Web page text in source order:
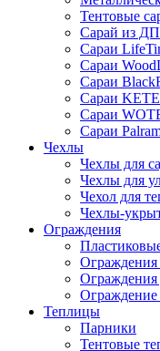
Тентовые
Сарай из
Cараи
Cараи
Сараи
Сараи
Сараи
Сараи
Чехлы
Чехлы для
Чехлы для
Чехол для
Чехлы-
Ограждения
Ограждения
Ограждение
Теплицы
Парники
Тентовые